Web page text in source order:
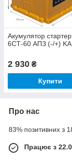
Акумулятор
6СТ-60 АПЗ (-/+)
2 930 ₴
Купити
Про нас
83% позитивних з 18
Працює з